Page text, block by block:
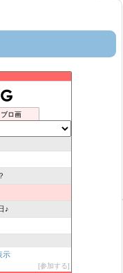
ブロ画
ログ
ラクエ】DQ
♪
示
参加する